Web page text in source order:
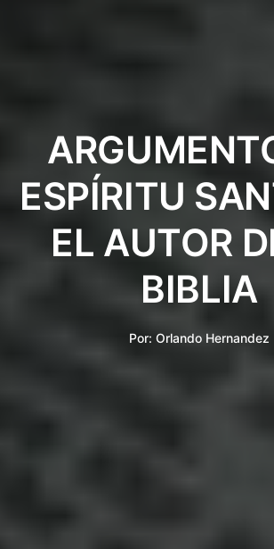
ESPÍRITU
EL AUTOR
BIBLIA
Por: Orlando Hernandez